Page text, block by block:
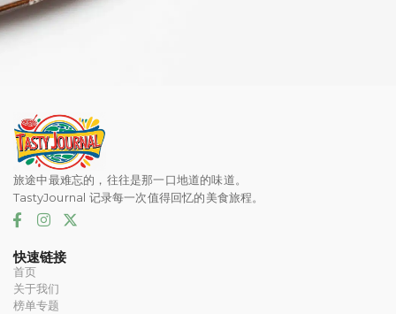
旅途中最难忘的，往往是那一口地道的味道。
TastyJournal 记录每一次值得回忆的美食旅程。
快速链接
首页
关于我们
榜单专题